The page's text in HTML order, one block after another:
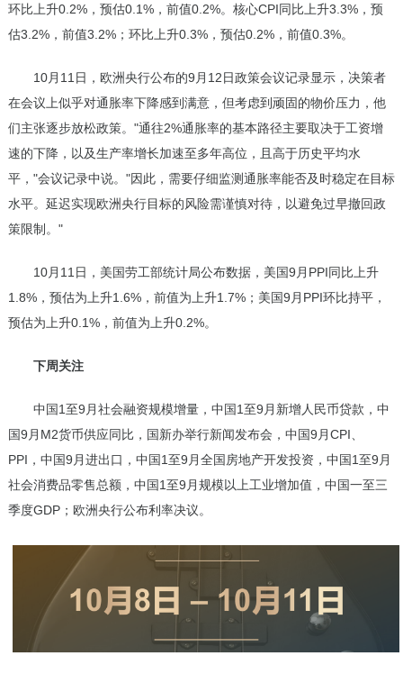
环比上升0.2%，预估0.1%，前值0.2%。核心CPI同比上升3.3%，预
估3.2%，前值3.2%；环比上升0.3%，预估0.2%，前值0.3%。
10月11日，欧洲央行公布的9月12日政策会议记录显示，决策者
在会议上似乎对通胀率下降感到满意，但考虑到顽固的物价压力，他
们主张逐步放松政策。"通往2%通胀率的基本路径主要取决于工资增
速的下降，以及生产率增长加速至多年高位，且高于历史平均水
平，"会议记录中说。"因此，需要仔细监测通胀率能否及时稳定在目标
水平。延迟实现欧洲央行目标的风险需谨慎对待，以避免过早撤回政
策限制。"
10月11日，美国劳工部统计局公布数据，美国9月PPI同比上升
1.8%，预估为上升1.6%，前值为上升1.7%；美国9月PPI环比持平，
预估为上升0.1%，前值为上升0.2%。
下周关注
中国1至9月社会融资规模增量，中国1至9月新增人民币贷款，中
国9月M2货币供应同比，国新办举行新闻发布会，中国9月CPI、
PPI，中国9月进出口，中国1至9月全国房地产开发投资，中国1至9月
社会消费品零售总额，中国1至9月规模以上工业增加值，中国一至三
季度GDP；欧洲央行公布利率决议。